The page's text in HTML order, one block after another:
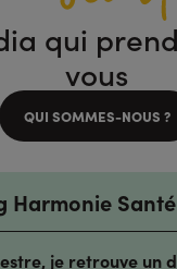
qui
vous
QUI SOMMES-NOUS ?
Harmonie Santé
je retrouve un